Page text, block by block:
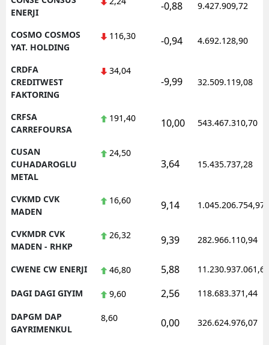
ENERJI
-0,88 9.427.909,72
COSMO COSMOS
YAT. HOLDING
116,30 -0,94 4.692.128,90
CRDFA
CREDITWEST
FAKTORING
34,04
-9,99 32.509.119,08
CRFSA
CARREFOURSA
191,40 10,00 543.467.310,70
CUSAN
CUHADAROGLU
METAL
24,50
3,64 15.435.737,28
CVKMD CVK
MADEN
16,60 9,14 1.045.206.754,97
CVKMDR CVK
MADEN - RHKP
26,32 9,39 282.966.110,94
CWENE CW ENERJI 46,80 5,88 11.230.937.061,62
DAGI DAGI GIYIM 9,60 2,56 118.683.371,44
DAPGM DAP
GAYRIMENKUL
8,60 0,00 326.624.976,07